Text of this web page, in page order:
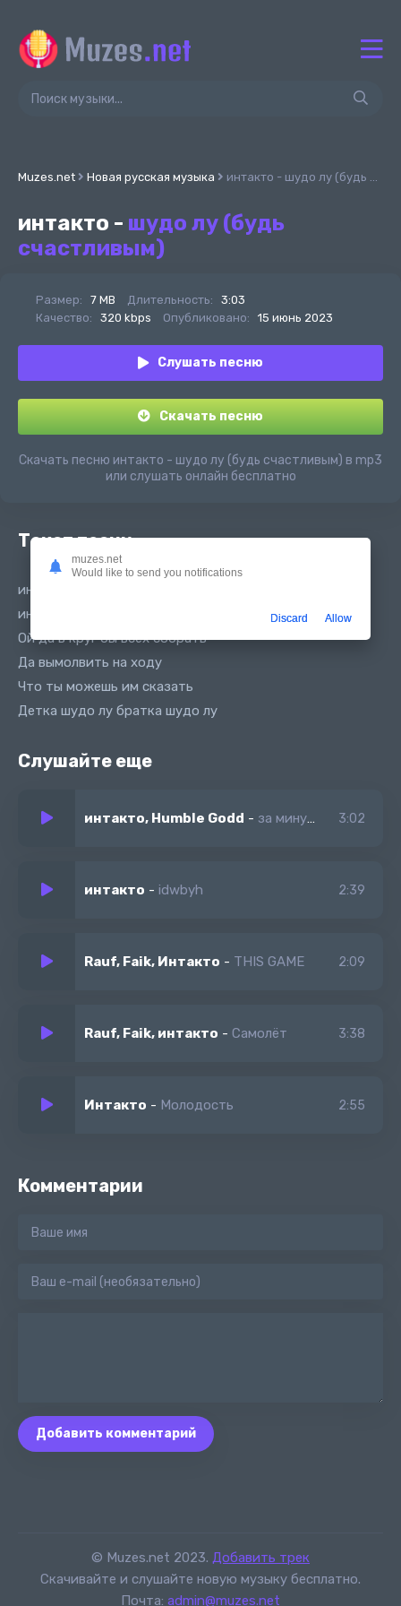
Muzes.net Новая русская музыка интакто - шудо лу (будь счастливым)
интакто - шудо лу (будь
счастливым)
Размер: 7 MB Длительность:
3:03
Качество:
320 kbps Опубликовано: 15 июнь 2023
Слушать песню
Скачать песню
Скачать песню интакто - шудо лу (будь счастливым) в mp3
или слушать онлайн бесплатно
Текст песни
интакто - шудо лу
интакто - будь счастливым
Ой да в круг бы всех собрать
Да вымолвить на ходу
Что ты можешь им сказать
Детка шудо лу братка шудо лу
Слушайте еще
интакто, Humble Godd - за минуту до семи 3:02
интакто - idwbyh 2:39
Rauf, Faik, Интакто - THIS GAME 2:09
Rauf, Faik, интакто - Самолёт 3:38
Интакто - Молодость 2:55
Комментарии
Добавить комментарий
© Muzes.net 2023. Добавить трек
Скачивайте и слушайте новую музыку бесплатно.
Почта: admin@muzes.net
muzes.net
Would like to send you notifications
Discard Allow